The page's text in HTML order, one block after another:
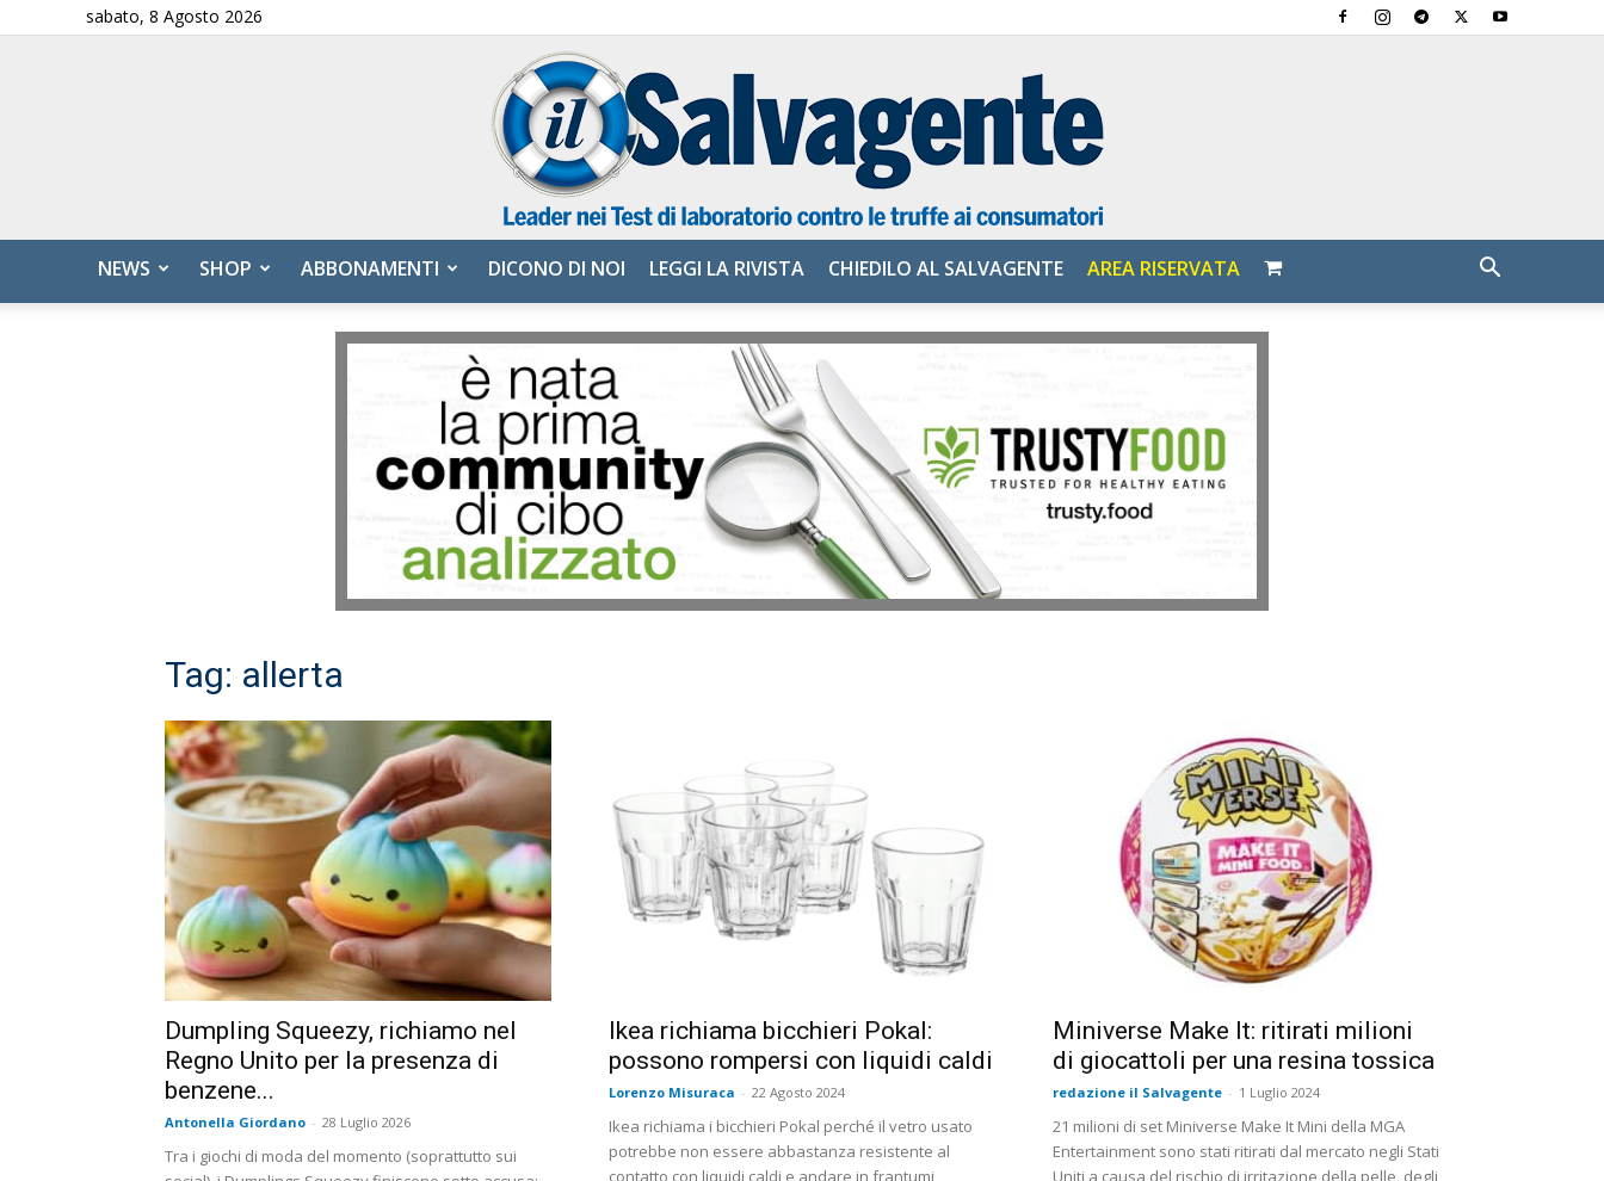
sabato, 8 Agosto 2026
Salvagente
NEWS SHOP ABBONAMENTI DICONO DI NOI LEGGI LA RIVISTA CHIEDILO AL SALVAGENTE AREA RISERVATA
Tag: allerta
Dumpling Squeezy, richiamo nel
Regno Unito per la presenza di
benzene...
Antonella Giordano - 28 Luglio 2026
Tra i giochi di moda del momento (soprattutto sui
Ikea richiama bicchieri Pokal:
possono rompersi con liquidi caldi
Lorenzo Misuraca - 22 Agosto 2024
Ikea richiama i bicchieri Pokal perché il vetro usato
potrebbe non essere abbastanza resistente al
contatto con liquidi caldi e andare in frantumi
Miniverse Make It: ritirati milioni
di giocattoli per una resina tossica
redazione il Salvagente - 1 Luglio 2024
21 milioni di set Miniverse Make It Mini della MGA
Entertainment sono stati ritirati dal mercato negli Stati
Uniti a causa del rischio di irritazione della pelle, degli